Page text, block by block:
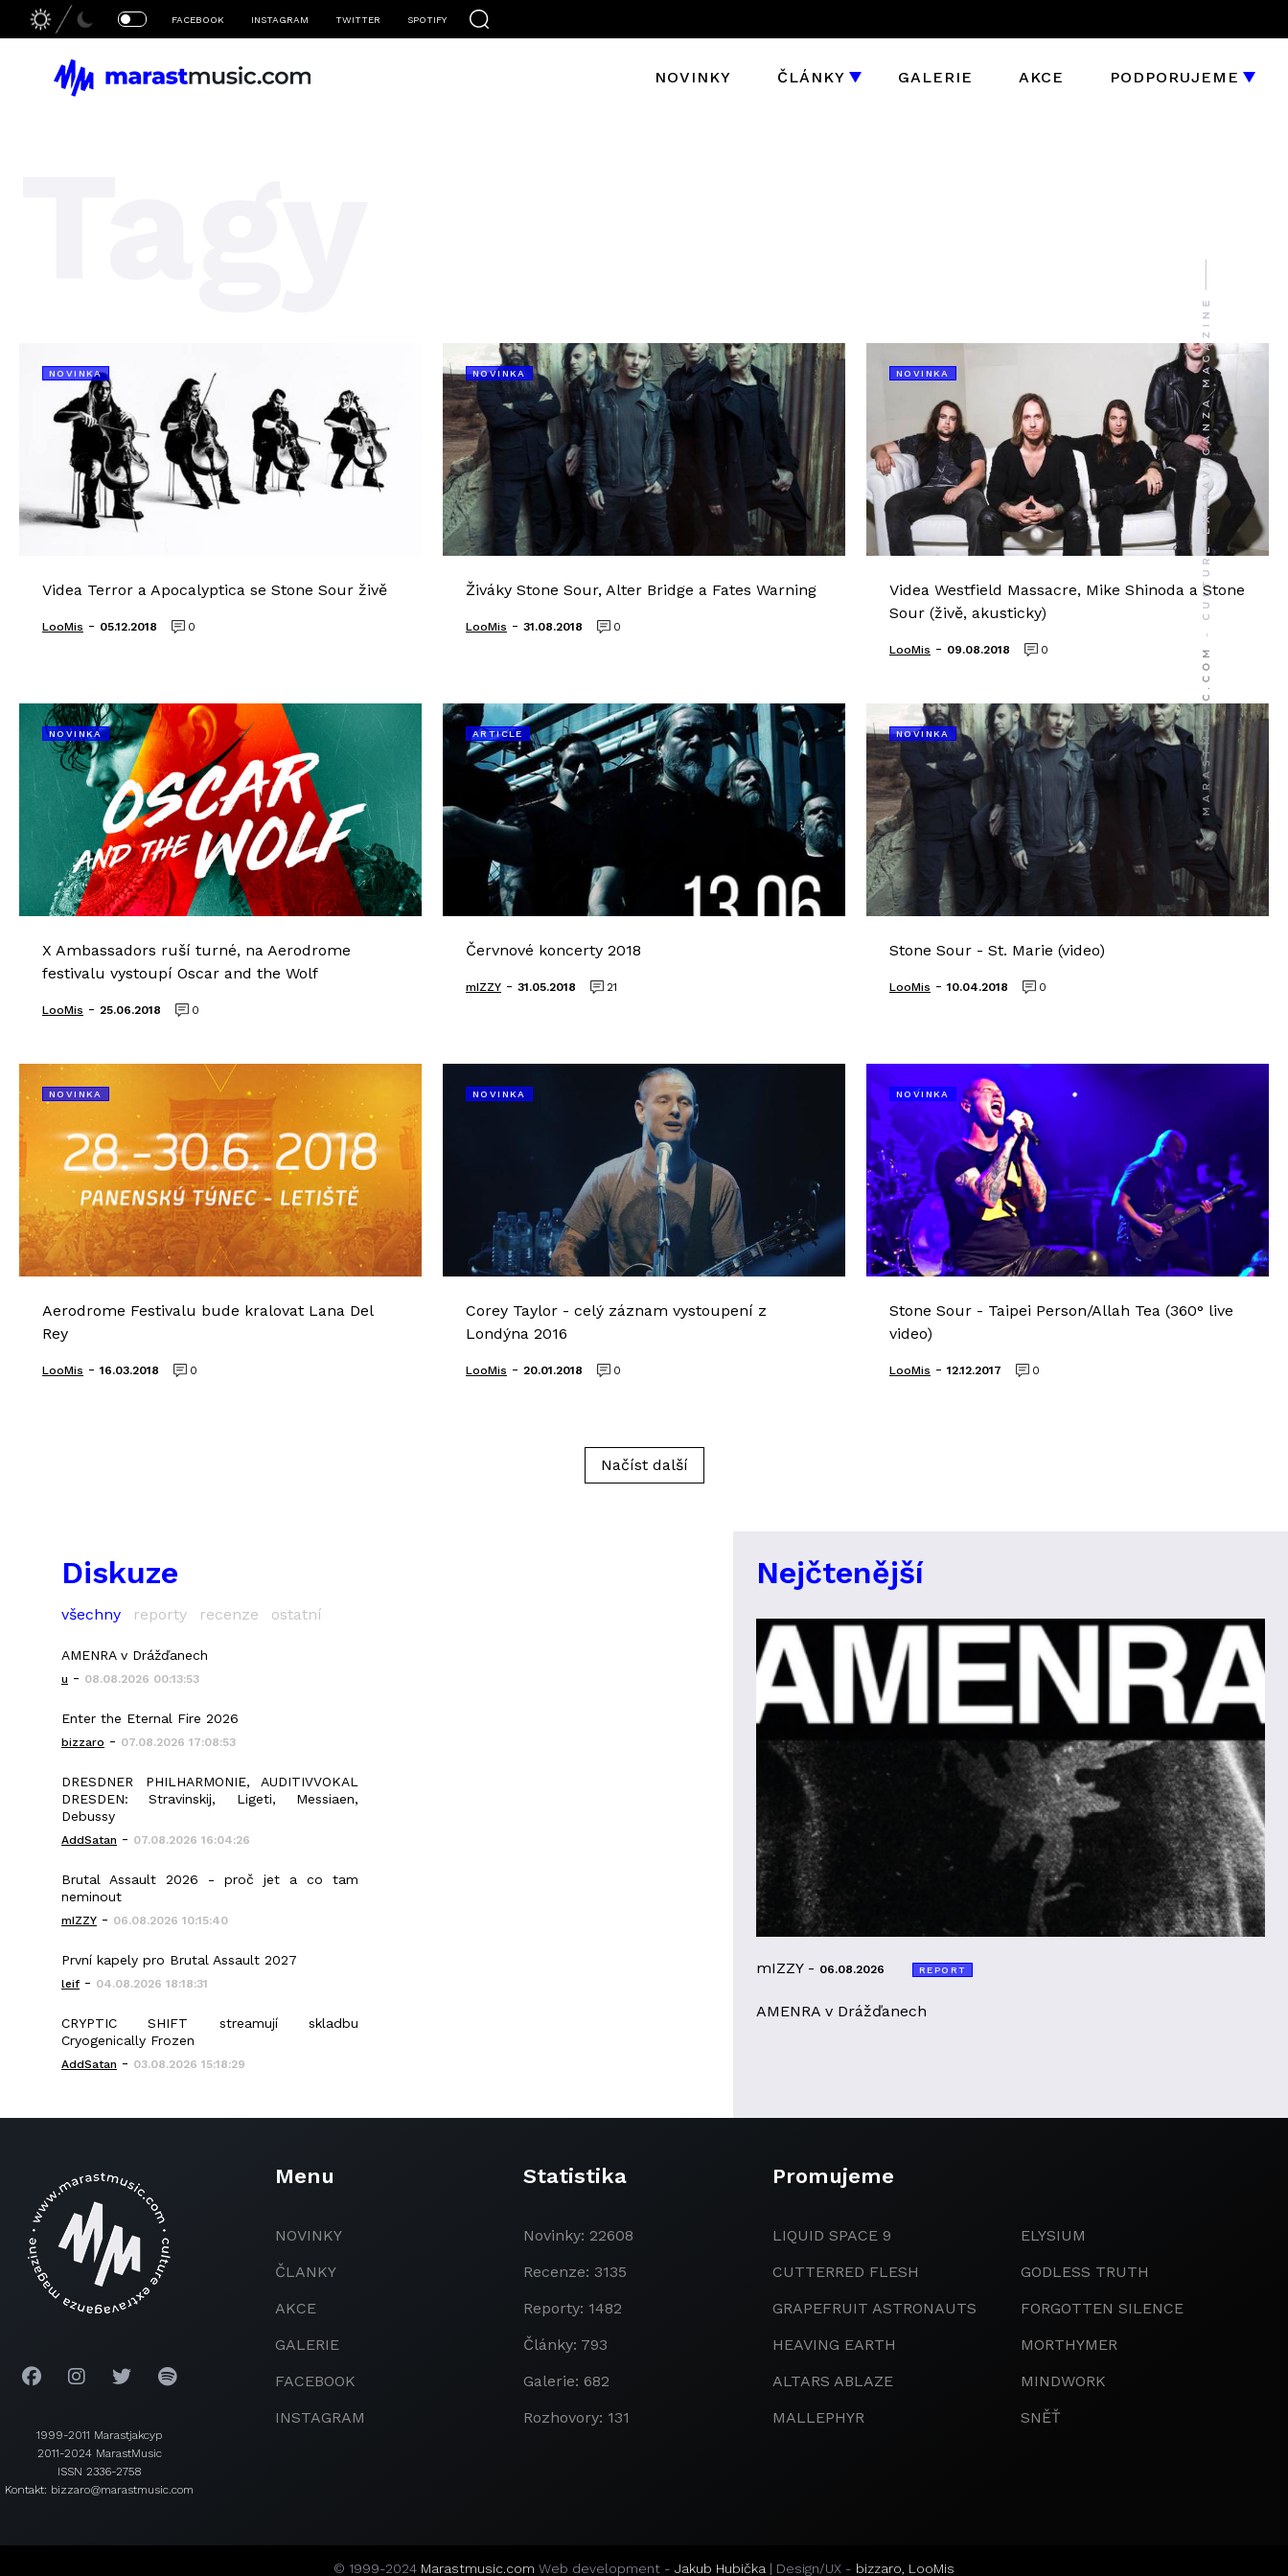
FACEBOOK INSTAGRAM TWITTER SPOTIFY
NOVINKY ČLÁNKY GALERIE AKCE PODPORUJEME
NOVINKA
Videa Terror a Apocalyptica se Stone Sour živě
LooMis - 05.12.2018 0
NOVINKA
Živáky Stone Sour, Alter Bridge a Fates Warning
LooMis - 31.08.2018 0
NOVINKA
Videa Westfield Massacre, Mike Shinoda a Stone
Sour (živě, akusticky)
LooMis - 09.08.2018 0
NOVINKA
X Ambassadors ruší turné, na Aerodrome
festivalu vystoupí Oscar and the Wolf
LooMis - 25.06.2018 0
ARTICLE
Červnové koncerty 2018
mIZZY - 31.05.2018 21
NOVINKA
Stone Sour - St. Marie (video)
LooMis - 10.04.2018 0
NOVINKA
Aerodrome Festivalu bude kralovat Lana Del
Rey
LooMis - 16.03.2018 0
NOVINKA
Corey Taylor - celý záznam vystoupení z
Londýna 2016
LooMis - 20.01.2018 0
NOVINKA
Stone Sour - Taipei Person/Allah Tea (360° live
video)
LooMis - 12.12.2017 0
Načíst další
Diskuze
všechny reporty recenze ostatní
AMENRA v Drážďanech
u - 08.08.2026 00:13:53
Enter the Eternal Fire 2026
bizzaro - 07.08.2026 17:08:53
DRESDNER PHILHARMONIE, AUDITIVVOKAL
DRESDEN: Stravinskij, Ligeti, Messiaen,
Debussy
AddSatan - 07.08.2026 16:04:26
Brutal Assault 2026 - proč jet a co tam
neminout
mIZZY - 06.08.2026 10:15:40
První kapely pro Brutal Assault 2027
leif - 04.08.2026 18:18:31
CRYPTIC SHIFT streamují skladbu
Cryogenically Frozen
AddSatan - 03.08.2026 15:18:29
Nejčtenější
mIZZY - 06.08.2026 REPORT
AMENRA v Drážďanech
1999-2011 Marastjakcyp
2011-2024 MarastMusic
ISSN 2336-2758
Kontakt: bizzaro@marastmusic.com
Menu
NOVINKY
ČLANKY
AKCE
GALERIE
FACEBOOK
INSTAGRAM
Statistika
Novinky: 22608
Recenze: 3135
Reporty: 1482
Články: 793
Galerie: 682
Rozhovory: 131
Promujeme
LIQUID SPACE 9
CUTTERRED FLESH
GRAPEFRUIT ASTRONAUTS
HEAVING EARTH
ALTARS ABLAZE
MALLEPHYR
ELYSIUM
GODLESS TRUTH
FORGOTTEN SILENCE
MORTHYMER
MINDWORK
SNĚŤ
© 1999-2024 Marastmusic.com Web development - Jakub Hubička | Design/UX - bizzaro, LooMis